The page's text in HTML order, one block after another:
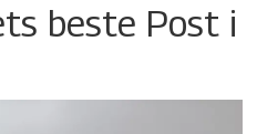
beste Post i